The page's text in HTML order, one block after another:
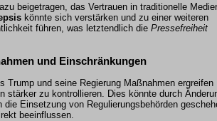
beigetragen, das Vertrauen in traditionelle
könnte sich verstärken und zu einer weiteren
führen, was letztendlich die Pressefreiheit
und Einschränkungen
Trump und seine Regierung Maßnahmen ergreifen
stärker zu kontrollieren. Dies könnte durch
die Einsetzung von Regulierungsbehörden
beeinflussen.